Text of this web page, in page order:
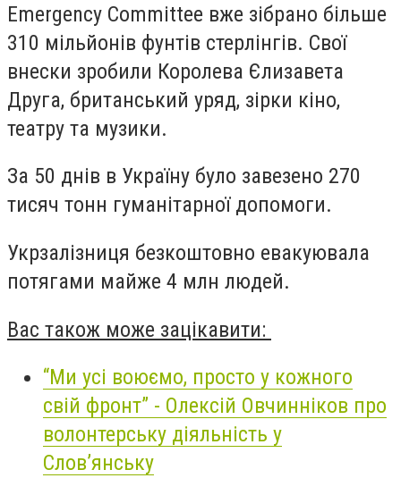
Emergency Committee вже зібрано більше
310 мільйонів фунтів стерлінгів. Свої
внески зробили Королева Єлизавета
Друга, британський уряд, зірки кіно,
театру та музики.
За 50 днів в Україну було завезено 270
тисяч тонн гуманітарної допомоги.
Укрзалізниця безкоштовно евакуювала
потягами майже 4 млн людей.
Вас також може зацікавити:
“Ми усі воюємо, просто у кожного
свій фронт” - Олексій Овчинніков про
волонтерську діяльність у
Слов’янську